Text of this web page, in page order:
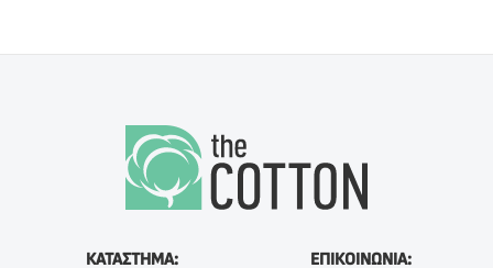
ΚΑΤΑΣΤΗΜΑ:
ΕΠΙΚΟΙΝΩΝΙΑ: